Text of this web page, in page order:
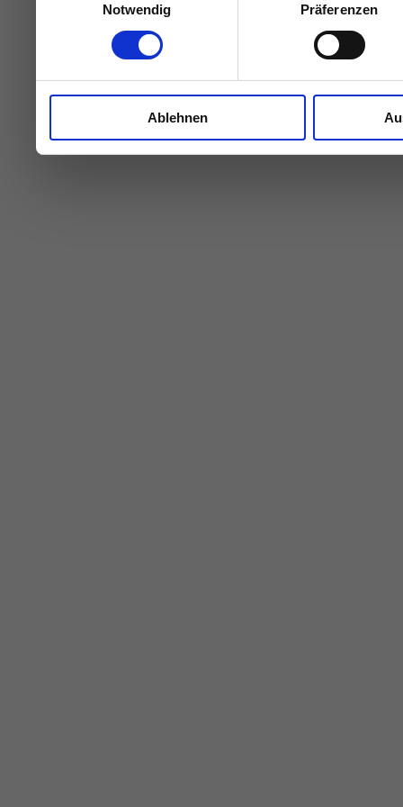
Partner führen diese
weiteren Daten
haben oder die sie im
gesammelt haben.
Notwendig
Präferenzen
Ablehnen